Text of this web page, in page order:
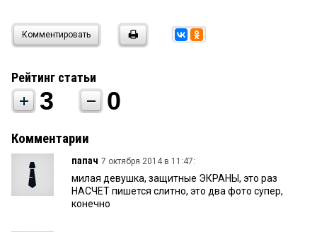
Комментировать
Рейтинг статьи
3 0
Комментарии
папач 7 октября 2014 в 11:47:
милая девушка, защитные ЭКРАНЫ, это раз
НАСЧЕТ пишется слитно, это два фото супер,
конечно